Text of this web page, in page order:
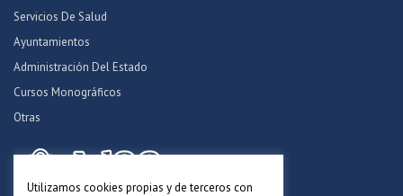
Servicios De Salud
Ayuntamientos
Administración Del Estado
Cursos Monográficos
Otras
Utilizamos cookies propias y de terceros con